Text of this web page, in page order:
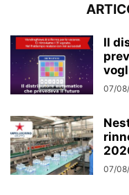
Il
07/
07/